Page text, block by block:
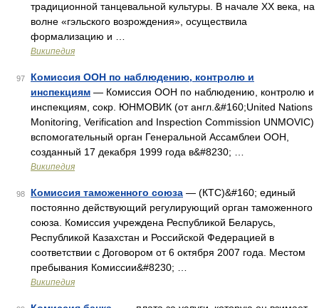
традиционной танцевальной культуры. В начале XX века, на
волне «гэльского возрождения», осуществила
формализацию и …
Википедия
97
Комиссия ООН по наблюдению, контролю и
инспекциям — Комиссия ООН по наблюдению, контролю и
инспекциям, сокр. ЮНМОВИК (от англ.&#160;United Nations
Monitoring, Verification and Inspection Commission UNMOVIC)
вспомогательный орган Генеральной Ассамблеи ООН,
созданный 17 декабря 1999 года в&#8230; …
Википедия
98 Комиссия таможенного союза — (КТС)&#160; единый
постоянно действующий регулирующий орган таможенного
союза. Комиссия учреждена Республикой Беларусь,
Республикой Казахстан и Российской Федерацией в
соответствии с Договором от 6 октября 2007 года. Местом
пребывания Комиссии&#8230; …
Википедия